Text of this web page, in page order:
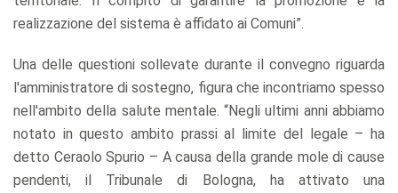
realizzazione del sistema è affidato ai Comuni”.
Una delle questioni sollevate durante il convegno riguarda
l'amministratore di sostegno, figura che incontriamo spesso
nell'ambito della salute mentale. “Negli ultimi anni abbiamo
notato in questo ambito prassi al limite del legale – ha
detto Ceraolo Spurio – A causa della grande mole di cause
pendenti, il Tribunale di Bologna, ha attivato una